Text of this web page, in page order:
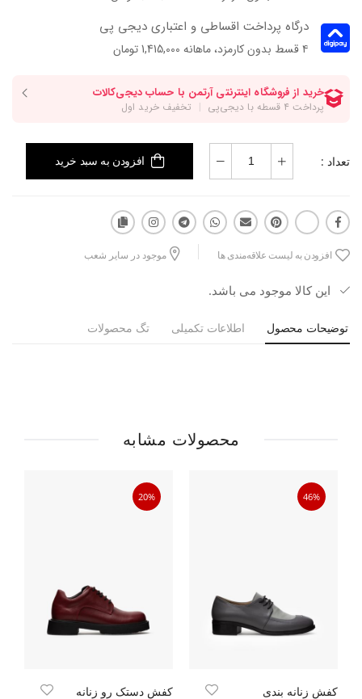
درگاه پرداخت اقساطی و اعتباری دیجی پی
۴ قسط بدون کارمزد، ماهانه 1,415,000 تومان
تعداد : افزودن به سبد خرید
افزودن به لیست علاقه‌مندی ها موجود در سایر شعب
این کالا موجود می باشد.
توضیحات محصول اطلاعات تکمیلی تگ محصولات
محصولات مشابه
46%
کفش زنانه بندی
20%
کفش دستک رو زنانه